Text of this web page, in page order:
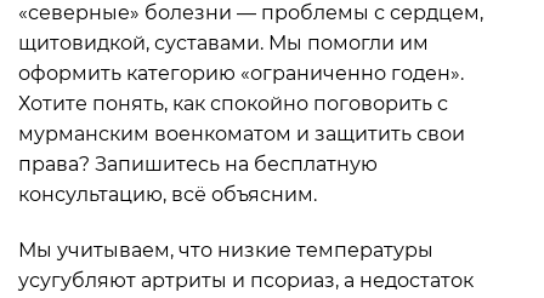
«северные» болезни — проблемы с сердцем,
щитовидкой, суставами. Мы помогли им
оформить категорию «ограниченно годен».
Хотите понять, как спокойно поговорить с
мурманским военкоматом и защитить свои
права? Запишитесь на бесплатную
консультацию, всё объясним.
Мы учитываем, что низкие температуры
усугубляют артриты и псориаз, а недостаток